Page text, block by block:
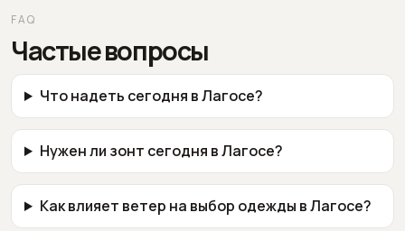
FAQ
Частые вопросы
Что надеть сегодня в Лагосе?
Нужен ли зонт сегодня в Лагосе?
Как влияет ветер на выбор одежды в Лагосе?